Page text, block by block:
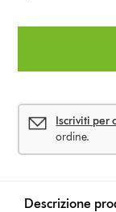
Iscriviti per
ordine.
Descrizione